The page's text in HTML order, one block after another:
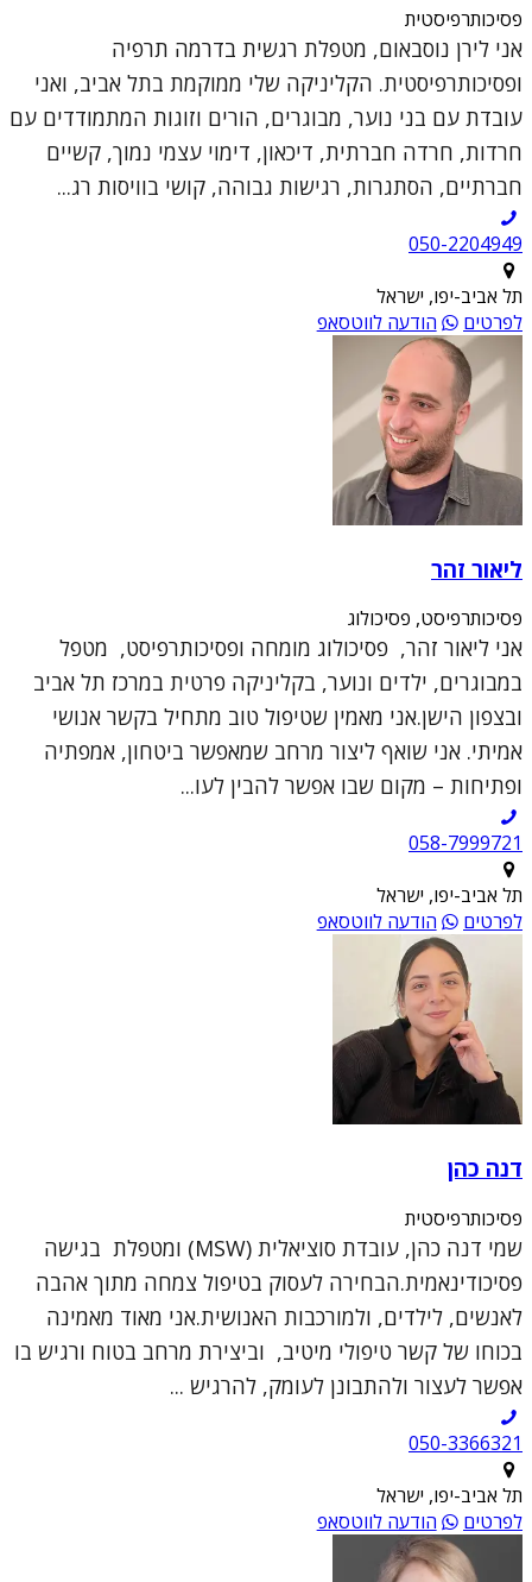
פסיכותרפיסטית
אני לירן נוסבאום, מטפלת רגשית בדרמה תרפיה
ופסיכותרפיסטית. הקליניקה שלי ממוקמת בתל אביב, ואני
עובדת עם בני נוער, מבוגרים, הורים וזוגות המתמודדים עם
חרדות, חרדה חברתית, דיכאון, דימוי עצמי נמוך, קשיים
חברתיים, הסתגרות, רגישות גבוהה, קושי בוויסות רג...
050-2204949
תל אביב-יפו, ישראל
לפרטים
הודעה לווטסאפ
ליאור זהר
פסיכותרפיסט, פסיכולוג
אני ליאור זהר, פסיכולוג מומחה ופסיכותרפיסט, מטפל
במבוגרים, ילדים ונוער, בקליניקה פרטית במרכז תל אביב
ובצפון הישן.אני מאמין שטיפול טוב מתחיל בקשר אנושי
אמיתי. אני שואף ליצור מרחב שמאפשר ביטחון, אמפתיה
ופתיחות – מקום שבו אפשר להבין לעו...
תל אביב-יפו, ישראל
לפרטים
הודעה לווטסאפ
דנה כהן
פסיכותרפיסטית
שמי דנה כהן, עובדת סוציאלית (MSW) ומטפלת בגישה
פסיכודינאמית.הבחירה לעסוק בטיפול צמחה מתוך אהבה
לאנשים, לילדים, ולמורכבות האנושית.אני מאוד מאמינה
בכוחו של קשר טיפולי מיטיב, וביצירת מרחב בטוח ורגיש בו
אפשר לעצור ולהתבונן לעומק, להרגיש ...
050-3366321
תל אביב-יפו, ישראל
לפרטים
הודעה לווטסאפ